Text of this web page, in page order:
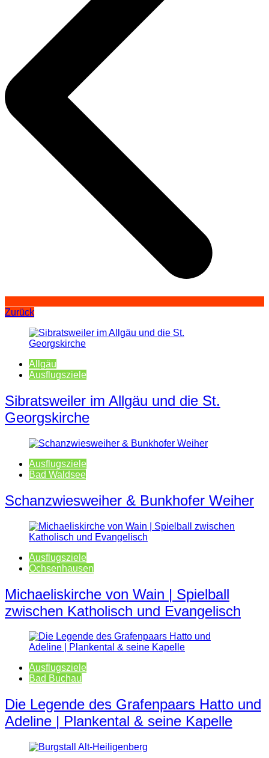
Zurück
Allgäu
Ausflugsziele
Sibratsweiler im Allgäu und die St.
Georgskirche
Ausflugsziele
Bad Waldsee
Schanzwiesweiher & Bunkhofer Weiher
Ausflugsziele
Ochsenhausen
Michaeliskirche von Wain | Spielball
zwischen Katholisch und Evangelisch
Ausflugsziele
Bad Buchau
Die Legende des Grafenpaars Hatto und
Adeline | Plankental & seine Kapelle